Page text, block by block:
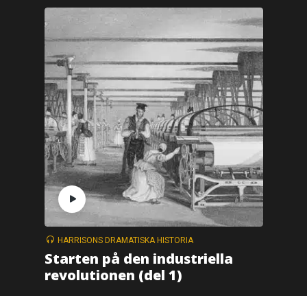
HARRISONS DRAMATISKA HISTORIA
Starten på den industriella
revolutionen (del 1)